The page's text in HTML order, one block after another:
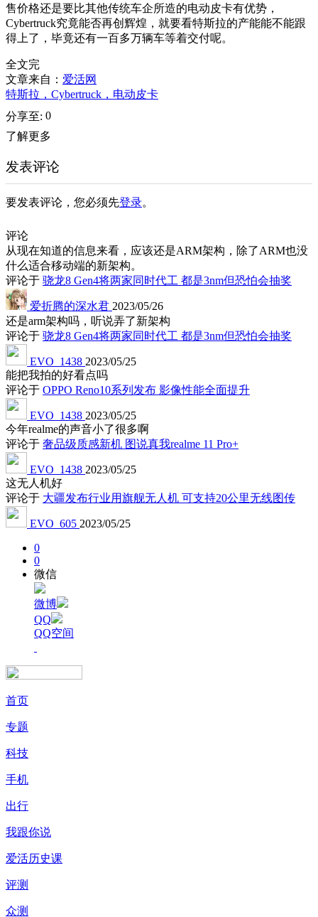
售价格还是要比其他传统车企所造的电动皮卡有优势，
Cybertruck究竟能否再创辉煌，就要看特斯拉的产能能不能跟
得上了，毕竟还有一百多万辆车等着交付呢。
全文完
文章来自： 爱活网
特斯拉，Cybertruck，电动皮卡
分享至: 0
了解更多
发表评论
要发表评论，您必须先登录。
评论
从现在知道的信息来看，应该还是ARM架构，除了ARM也没
什么适合移动端的新架构。
评论于 骁龙8 Gen4将两家同时代工 都是3nm但恐怕会抽奖
爱折腾的深水君 2023/05/26
还是arm架构吗，听说弄了新架构
评论于 骁龙8 Gen4将两家同时代工 都是3nm但恐怕会抽奖
EVO_1438 2023/05/25
能把我拍的好看点吗
评论于 OPPO Reno10系列发布 影像性能全面提升
EVO_1438 2023/05/25
今年realme的声音小了很多啊
评论于 奢品级质感新机 图说真我realme 11 Pro+
EVO_1438 2023/05/25
这无人机好
评论于 大疆发布行业用旗舰无人机 可支持20公里无线图传
EVO_605 2023/05/25
0
0
微信
微博
QQ
QQ空间
首页
专题
科技
手机
出行
我跟你说
爱活历史课
评测
众测